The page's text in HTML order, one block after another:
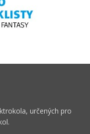
určených pro